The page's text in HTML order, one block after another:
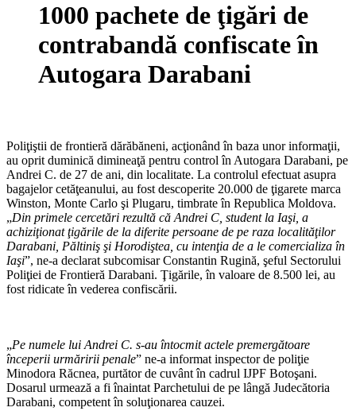
1000 pachete de ţigări de
contrabandă confiscate în
Autogara Darabani
Poliţiştii de frontieră dărăbăneni, acţionând în baza unor informaţii,
au oprit duminică dimineaţă pentru control în Autogara Darabani, pe
Andrei C. de 27 de ani, din localitate. La controlul efectuat asupra
bagajelor cetăţeanului, au fost descoperite 20.000 de ţigarete marca
Winston, Monte Carlo şi Plugaru, timbrate în Republica Moldova.
„Din primele cercetări rezultă că Andrei C, student la Iaşi, a
achiziţionat ţigările de la diferite persoane de pe raza localităţilor
Darabani, Păltiniş şi Horodiştea, cu intenţia de a le comercializa în
Iaşi”, ne-a declarat subcomisar Constantin Rugină, şeful Sectorului
Poliţiei de Frontieră Darabani. Ţigările, în valoare de 8.500 lei, au
fost ridicate în vederea confiscării.
„Pe numele lui Andrei C. s-au întocmit actele premergătoare
începerii urmăririi penale” ne-a informat inspector de poliţie
Minodora Răcnea, purtător de cuvânt în cadrul IJPF Botoşani.
Dosarul urmează a fi înaintat Parchetului de pe lângă Judecătoria
Darabani, competent în soluţionarea cauzei.